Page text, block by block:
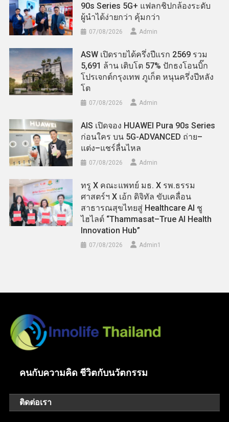
90s Series 5G+ แฟลกชิปกล้องระดับ
ผู้นำได้ง่ายกว่า คุ้มกว่า
07/08/2026 Admin
ASW เปิดรายได้ครึ่งปีแรก 2569 รวม
5,691 ล้าน เติบโต 57% ปักธงโอนบิ๊ก
โปรเจกต์กรุงเทพ ภูเก็ต หนุนครึ่งปีหลัง
โต
07/08/2026 Admin
AIS เปิดจอง HUAWEI Pura 90s Series
ก่อนใคร บน 5G-ADVANCED ถ่าย–
แต่ง–แชร์ลื่นไหล
07/08/2026 Admin
ทรู X คณะแพทย์ มธ. X รพ.ธรรม
ศาสตร์ฯ X เอ้ก ดิจิทัล ขับเคลื่อน
สาธารณสุขไทยสู่ Healthcare AI ชู
ไฮไลต์ “Thammasat–True AI Health
Innovation Hub”
07/08/2026 Admin​1
คนกับความคิด ชีวิตกับนวัตกรรม
ติดต่อเรา